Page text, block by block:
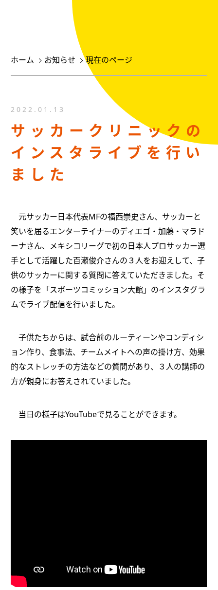
ホーム お知らせ 現在のページ
2022.01.13
サッカークリニックの
インスタライブを行い
ました
元サッカー日本代表MFの福西崇史さん、サッカーと
笑いを届るエンターテイナーのディエゴ・加藤・マラド
ーナさん、メキシコリーグで初の日本人プロサッカー選
手として活躍した百瀬俊介さんの３人をお迎えして、子
供のサッカーに関する質問に答えていただきました。そ
の様子を「スポーツコミッション大館」のインスタグラ
ムでライブ配信を行いました。
子供たちからは、試合前のルーティーンやコンディシ
ョン作り、食事法、チームメイトへの声の掛け方、効果
的なストレッチの方法などの質問があり、３人の講師の
方が親身にお答えされていました。
当日の様子はYouTubeで見ることができます。